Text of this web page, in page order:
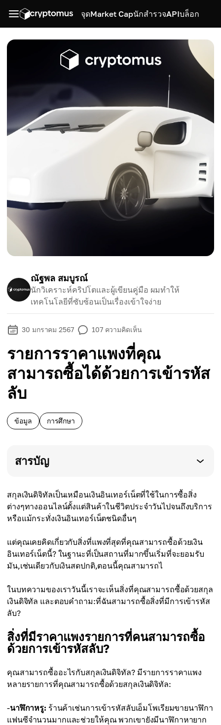
จุดMarket CapนักสำรวจAPIบล็อก
ณัฐพล สมบูรณ์
นักวิเคราะห์คริปโตและผู้เขียนคู่มือ ผมทำให้
เทคโนโลยีที่ซับซ้อนเป็นเรื่องเข้าใจง่าย
30 มกราคม 2567 107 ความคิดเห็น
รายการราคาแพงที่คุณ
สามารถซื้อได้ด้วยการเข้ารหัส
ลับ
ข้อมูล การศึกษา
สารบัญ
สกุลเงินดิจิทัลเป็นเหมือนเงินอินเทอร์เน็ตที่ใช้ในการซื้อสิ่ง
ต่างๆทางออนไลน์ตั้งแต่สินค้าในชีวิตประจำวันไปจนถึงบริการ
หรือแม้กระทั่งเงินอินเทอร์เน็ตชนิดอื่นๆ
แต่คุณเคยคิดเกี่ยวกับสิ่งที่แพงที่สุดที่คุณสามารถซื้อด้วยเงิน
อินเทอร์เน็ตนี้? ในฐานะที่เป็นสถานที่มากขึ้นเริ่มที่จะยอมรับ
มัน,เช่นเดียวกับเงินสดปกติ,ตอนนี้คุณสามารถไ
ในบทความของเราวันนี้เราจะเห็นสิ่งที่คุณสามารถซื้อด้วยสกุล
เงินดิจิทัล และตอบคำถาม:ที่ฉันสามารถซื้อสิ่งที่มีการเข้ารหัส
ลับ?
สิ่งที่มีราคาแพงรายการที่คนสามารถซื้อ
ด้วยการเข้ารหัสลับ?
คุณสามารถซื้ออะไรกับสกุลเงินดิจิทัล? มีรายการราคาแพง
หลายรายการที่คุณสามารถซื้อด้วยสกุลเงินดิจิทัล:
-นาฬิกาหรู: ร้านค้าเช่นการเข้ารหัสลับเอ็มโพเรียมขายนาฬิกา
แฟนซีจำนวนมากและช่วยให้คุณ พวกเขายังมีนาฬิกาหายาก